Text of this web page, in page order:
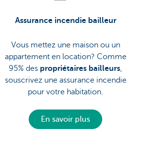
Assurance incendie bailleur
Vous mettez une maison ou un
appartement en location? Comme
95% des propriétaires bailleurs,
souscrivez une assurance incendie
pour votre habitation.
En savoir plus